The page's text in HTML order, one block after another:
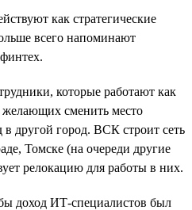
как стратегические
всего напоминают
которые работают как
желающих сменить место
в другой город. ВСК строит сеть
Томске (на очереди другие
релокацию для работы в них.
доход ИТ-специалистов был